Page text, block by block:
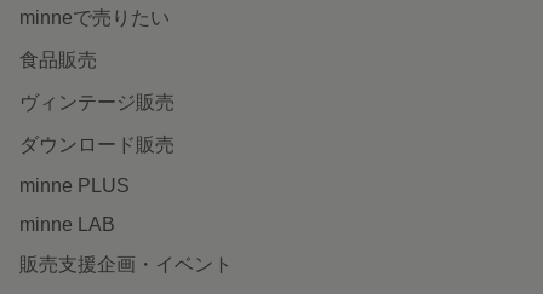
minneで売りたい
食品販売
ヴィンテージ販売
ダウンロード販売
minne PLUS
minne LAB
販売支援企画・イベント